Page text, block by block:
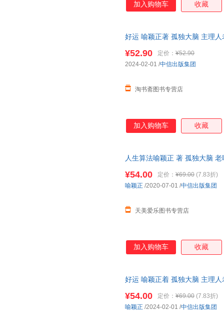
加入购物车 收藏
好运 喻颖正著 孤独大脑 主理
¥52.90 定价： ¥52.90
淘书斋图书专营店
2024-02-01 /中信出版集团
加入购物车 收藏
人生算法喻颖正 著 孤独大脑
¥54.00 定价： ¥69.00 (7.83折)
天美爱乐图书专营店
喻颖正 /2020-07-01 /中信出版集团
加入购物车 收藏
好运 喻颖正着 孤独大脑 主理
¥54.00 定价： ¥69.00 (7.83折)
喻颖正 /2024-02-01 /中信出版集团